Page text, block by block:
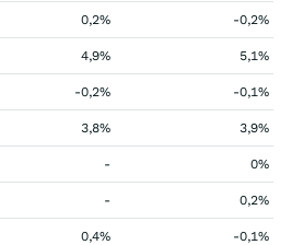
0,2% -0,2%
4,9% 5,1%
-0,2% -0,1%
3,8% 3,9%
- 0%
- 0,2%
0,4% -0,1%